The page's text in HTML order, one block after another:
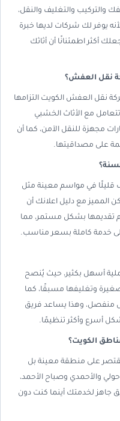
والتركيب والتغليف والنقل،
يوفر لك شركات لديها خبرة
أكثر اطمئنانًا أن أثاثك
نقل العفش؟
نقل العفش الكويت التزامها
مع الأثاث الخشبي
مجهزة للنقل الآمن، كما أن
على مصداقيتها.
قليلًا في مواسم معينة مثل
المميز مع دليل اعلانك أن
وخصومات تصل إلى 50% يتم تقديمها بشكل مستمر، مما
خدمة كاملة بسعر مناسب.
أسهل بكثير، حيث يُنصح
وتغليفها مسبقًا، كما
منفصل، وهذا يساعد فريق
أسرع وأكثر تنظيمًا.
الكويت؟
على منطقة معينة بل
والأحمدي وصباح الأحمد،
جاهز لخدمتك أينما كنت دون